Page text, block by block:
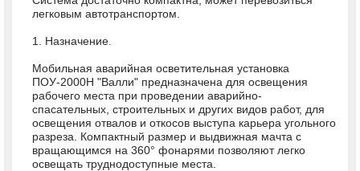
легковым автотранспортом.
1. Назначение.
Мобильная аварийная осветительная установка
ПОУ-2000Н "Валли" предназначена для освещения
рабочего места при проведении аварийно-
спасательных, строительных и других видов работ, для
освещения отвалов и откосов выступа карьера угольного
разреза. Компактный размер и выдвижная мачта с
вращающимся на 360° фонарями позволяют легко
освещать труднодоступные места.